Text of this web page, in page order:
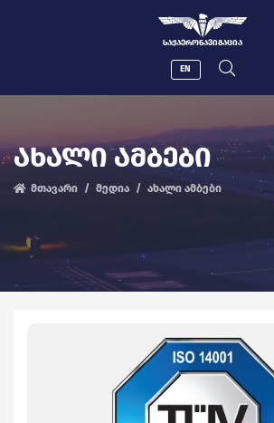
ᲡᲐᲥᲐᲔᲠᲝᲜᲐᲕᲘᲒᲐᲪᲘᲐ
EN
ᲐᲮᲐᲚᲘ ᲐᲛᲑᲔᲑᲘ
მთავარი მედია ახალი ამბები